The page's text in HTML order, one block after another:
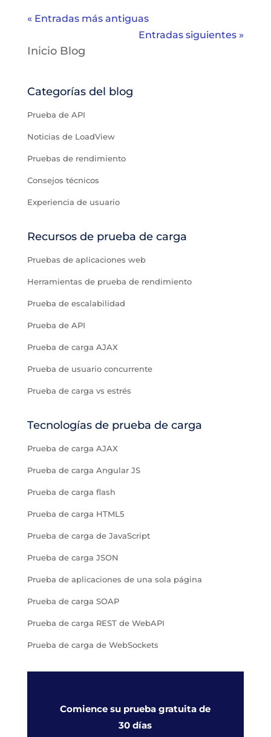
« Entradas más antiguas
Entradas siguientes »
Inicio Blog
Categorías del blog
Prueba de API
Noticias de LoadView
Pruebas de rendimiento
Consejos técnicos
Experiencia de usuario
Recursos de prueba de carga
Pruebas de aplicaciones web
Herramientas de prueba de rendimiento
Prueba de escalabilidad
Prueba de API
Prueba de carga AJAX
Prueba de usuario concurrente
Prueba de carga vs estrés
Tecnologías de prueba de carga
Prueba de carga AJAX
Prueba de carga Angular JS
Prueba de carga flash
Prueba de carga HTML5
Prueba de carga de JavaScript
Prueba de carga JSON
Prueba de aplicaciones de una sola página
Prueba de carga SOAP
Prueba de carga REST de WebAPI
Prueba de carga de WebSockets
Comience su prueba gratuita de
30 días